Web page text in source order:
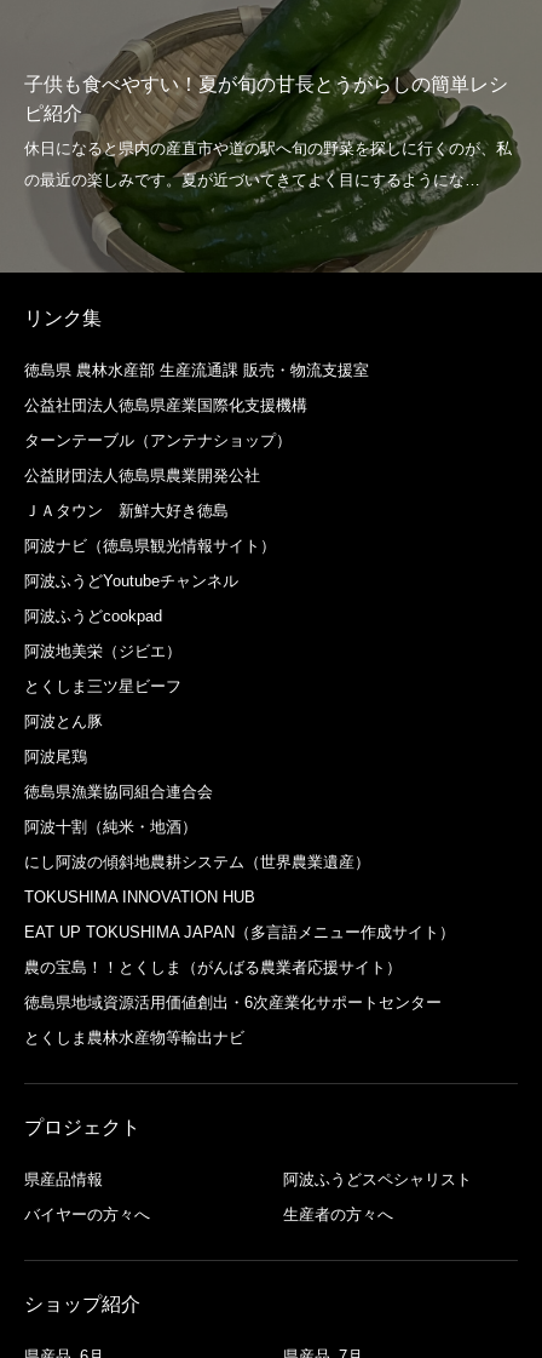
シ
夏きゅうりの季節到来！簡単ピクルスでさっぱり
い1品！
リンク集
徳島県 農林水産部 生産流通課 販売・物流支援室
公益社団法人徳島県産業国際化支援機構
ターンテーブル（アンテナショップ）
公益財団法人徳島県農業開発公社
ＪＡタウン 新鮮大好き徳島
阿波ナビ（徳島県観光情報サイト）
阿波ふうどYoutubeチャンネル
阿波ふうどcookpad
阿波地美栄（ジビエ）
とくしま三ツ星ビーフ
阿波とん豚
阿波尾鶏
徳島県漁業協同組合連合会
阿波十割（純米・地酒）
にし阿波の傾斜地農耕システム（世界農業遺産）
TOKUSHIMA INNOVATION HUB
EAT UP TOKUSHIMA JAPAN（多言語メニュー作成サイト）
農の宝島！！とくしま（がんばる農業者応援サイト）
徳島県地域資源活用価値創出・6次産業化サポートセンター
とくしま農林水産物等輸出ナビ
プロジェクト
県産品情報
阿波ふうどスペシャリスト
バイヤーの方々へ
生産者の方々へ
ショップ紹介